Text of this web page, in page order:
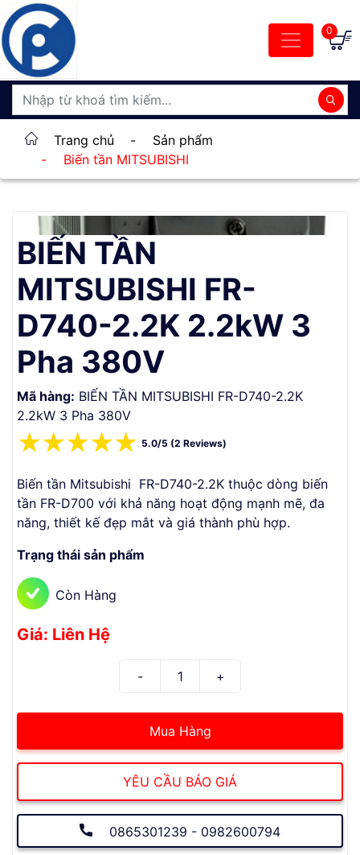
0
Trang chủ -
Sản phẩm
-
Biến tần MITSUBISHI
BIẾN TẦN
MITSUBISHI FR-
D740-2.2K 2.2kW 3
Pha 380V
Mã hàng: BIẾN TẦN MITSUBISHI FR-D740-2.2K
2.2kW 3 Pha 380V
☆
☆
☆
☆
☆ 5.0/5 (2 Reviews)
Biến tần Mitsubishi FR-D740-2.2K thuộc dòng biến
tần FR-D700 với khả năng hoạt động mạnh mẽ, đa
năng, thiết kế đẹp mắt và giá thành phù hợp.
Trạng thái sản phẩm
Còn Hàng
Giá: Liên Hệ
Mua Hàng
YÊU CẦU BÁO GIÁ
0865301239 - 0982600794